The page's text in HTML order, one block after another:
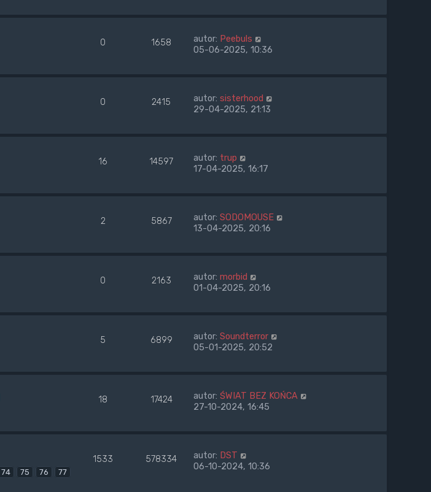
0 1658 autor: Peebuls
05-06-2025, 10:36
0 2415 autor: sisterhood
29-04-2025, 21:13
16 14597 autor: trup
17-04-2025, 16:17
2 5867 autor: SODOMOUSE
13-04-2025, 20:16
0 2163 autor: morbid
01-04-2025, 20:16
5 6899 autor: Soundterror
05-01-2025, 20:52
18 17424 autor: ŚWIAT BEZ KOŃCA
27-10-2024, 16:45
74 75 76 77
1533 578334 autor: DST
06-10-2024, 10:36